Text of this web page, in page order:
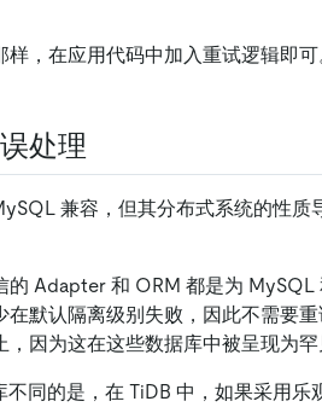
样，在应用代码中加入重试逻辑即
处理
兼容，但其分布式系统的性
的 Adapter 和 ORM 都是为
在默认隔离级别失败，因此不需要
因为这在这些数据库中被呈现为罕
同的是，在 TiDB 中，如果采用